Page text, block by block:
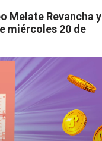
e
d
Melate Revancha y
miércoles 20 de